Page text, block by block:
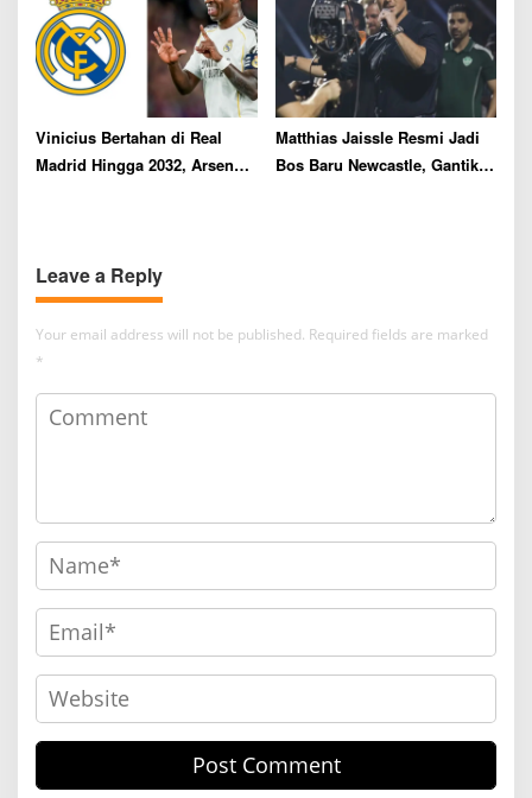
Vinicius Bertahan di Real
Madrid Hingga 2032, Arsenal
Matthias Jaissle Resmi Jadi
Bos Baru Newcastle, Gantikan
Leave a Reply
Your email address will not be published. Required fields are marked
*